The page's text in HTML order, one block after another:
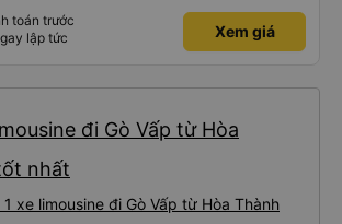
toán trước
lập tức
Xem giá
đi Gò Vấp từ Hòa
nhất
xe limousine đi Gò Vấp từ Hòa Thành